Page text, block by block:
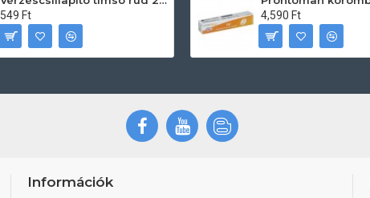
549 Ft
4,590 Ft
Információk